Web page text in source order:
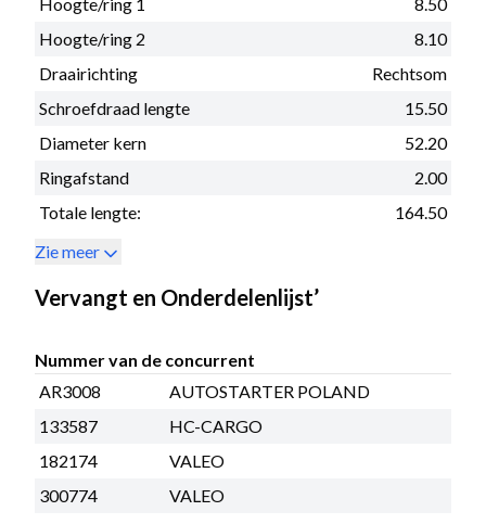
Hoogte/ring 2
8.10
Draairichting
Rechtsom
Schroefdraad lengte
15.50
Diameter kern
52.20
Ringafstand
2.00
Totale lengte:
164.50
Zie meer
Vervangt en Onderdelenlijst’
Nummer van de concurrent
AR3008
AUTOSTARTER POLAND
133587
HC-CARGO
182174
VALEO
300774
VALEO